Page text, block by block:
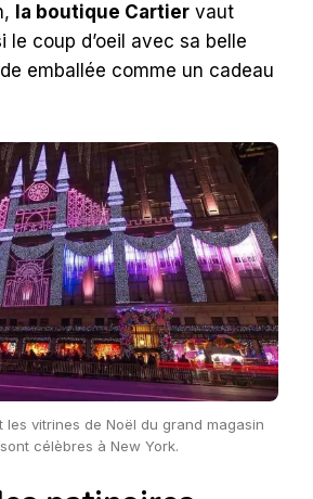
la boutique Cartier vaut
le coup d’oeil avec sa belle
emballée comme un cadeau
les vitrines de Noël du grand magasin
célèbres à New York.